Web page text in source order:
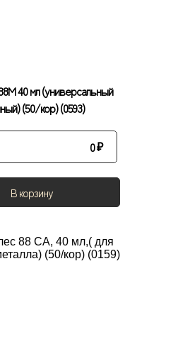
40 мл (универсальный
(50/кор) (0593)
0₽
В корзину